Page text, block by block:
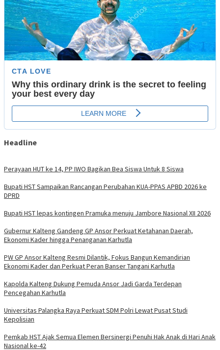
Headline
Perayaan HUT ke 14, PP IWO Bagikan Bea Siswa Untuk 8 Siswa
Bupati HST Sampaikan Rancangan Perubahan KUA-PPAS APBD 2026 ke
DPRD
Bupati HST lepas kontingen Pramuka menuju Jambore Nasional XII 2026
Gubernur Kalteng Gandeng GP Ansor Perkuat Ketahanan Daerah,
Ekonomi Kader hingga Penanganan Karhutla
PW GP Ansor Kalteng Resmi Dilantik, Fokus Bangun Kemandirian
Ekonomi Kader dan Perkuat Peran Banser Tangani Karhutla
Kapolda Kalteng Dukung Pemuda Ansor Jadi Garda Terdepan
Pencegahan Karhutla
Universitas Palangka Raya Perkuat SDM Polri Lewat Pusat Studi
Kepolisian
Pemkab HST Ajak Semua Elemen Bersinergi Penuhi Hak Anak di Hari Anak
Nasional ke-42